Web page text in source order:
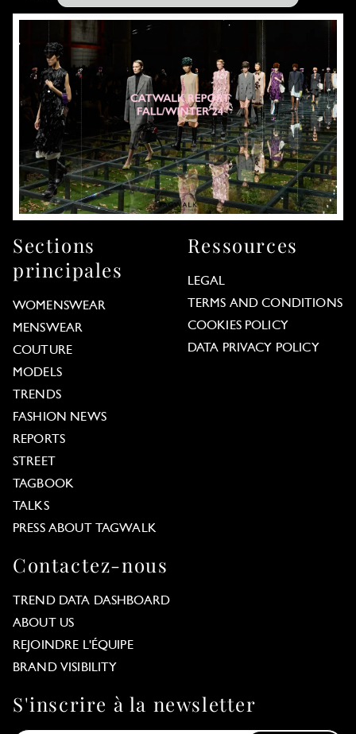
Sections
principales
WOMENSWEAR
MENSWEAR
COUTURE
MODELS
TRENDS
FASHION NEWS
REPORTS
STREET
TAGBOOK
TALKS
PRESS ABOUT TAGWALK
Ressources
LEGAL
TERMS AND CONDITIONS
COOKIES POLICY
DATA PRIVACY POLICY
Contactez-nous
TREND DATA DASHBOARD
ABOUT US
REJOINDRE L'ÉQUIPE
BRAND VISIBILITY
S'inscrire à la newsletter